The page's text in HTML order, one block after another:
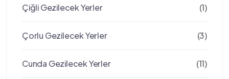
Çiğli Gezilecek Yerler (1)
Çorlu Gezilecek Yerler (3)
Cunda Gezilecek Yerler (11)